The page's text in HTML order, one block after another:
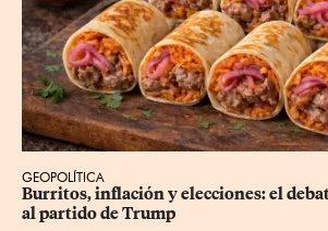
GEOPOLÍTICA
Burritos, inflación y elecciones: el
al partido de Trump